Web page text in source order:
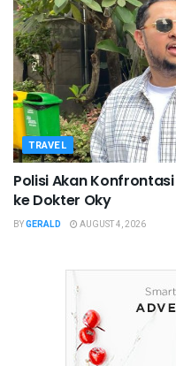
TRAVEL
Polisi Akan
ke Dokter Oky
BYGERALD AUGUST 4, 2026